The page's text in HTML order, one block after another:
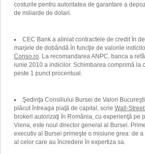
costurile pentru autoritatea de garantare a
de miliarde de dolari.
CEC Bank a aliniat contractele de credit în
marjele de dobândă în funcţie de valorile
Conso.ro. La recomandarea ANPC, banca a
iunie 2010 a indicilor. Schimbarea comprimă la
peste 1 punct procentual.
Şedinţa Consiliului Bursei de Valori
plăcut întreaga piaţă de capital, scrie Wall-
brokeri autorizaţi în România, cu experienţă pe
Viena, este noul director general al Bursei.
executiv al Bursei primeşte o misiune grea: de
al celor care au încredere în expertiza sa.